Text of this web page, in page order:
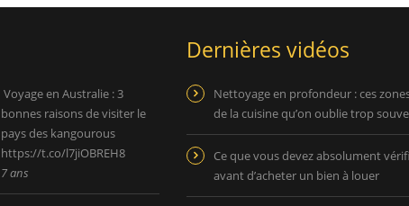
Voyage en Australie : 3
bonnes raisons de visiter le
pays des kangourous
https://t.co/l7jiOBREH8
7 ans
Dernières vidéos
Nettoyage en profondeur : ces
de la cuisine qu’on oublie trop
Ce que vous devez absolument
avant d’acheter un bien à louer